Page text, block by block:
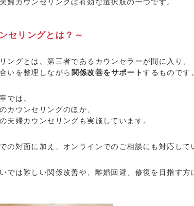
婦カウンセリングは有効な選択肢の一つです。
セリングとは？～
ングとは、第三者であるカウンセラーが間に入り、
いを整理しながら 関係改善をサポートするものです
では、
カウンセリングのほか、
夫婦カウンセリングも実施しています。
の対面に加え、オンラインでのご相談にも対応して
では難しい関係改善や、離婚回避、修復を目指す方